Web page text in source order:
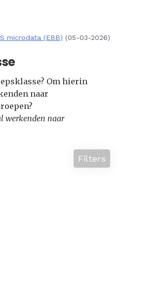
microdata (EBB) (05-03-2026)
Om hierin
naar
werkenden naar
Filters